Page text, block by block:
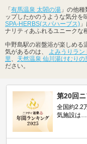
「 有馬温泉 太閤の湯 」の他
ップしたかのうような気分を
SPA-HERBS(スパハーブス)
ナリティあふれるユニークな
中野島駅の岩盤浴が楽しめる
気があるのは、 よみうりラ
里、 天然温泉 仙川湯けむりの
ださい。
第20回
全国約2.2
気施設は…